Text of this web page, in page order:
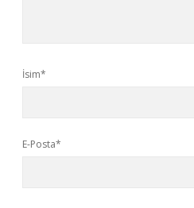
İsim*
E-Posta*